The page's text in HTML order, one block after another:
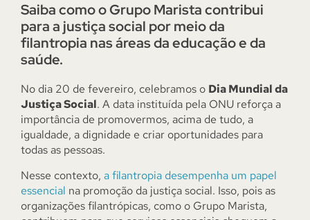
Saiba como o Grupo Marista contribui
para a justiça social por meio da
filantropia nas áreas da educação e da
saúde.
No dia 20 de fevereiro, celebramos o Dia Mundial da
Justiça Social. A data instituída pela ONU reforça a
importância de promovermos, acima de tudo, a
igualdade, a dignidade e criar oportunidades para
todas as pessoas.
Nesse contexto, a filantropia desempenha um papel
essencial na promoção da justiça social. Isso, pois as
organizações filantrópicas, como o Grupo Marista,